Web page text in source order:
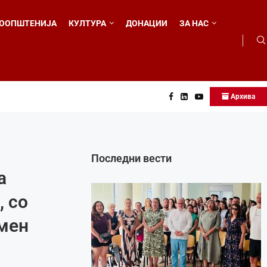
КУЛТУРА ДОНАЦИИ ЗА НАС
Архива
со
Последни вести